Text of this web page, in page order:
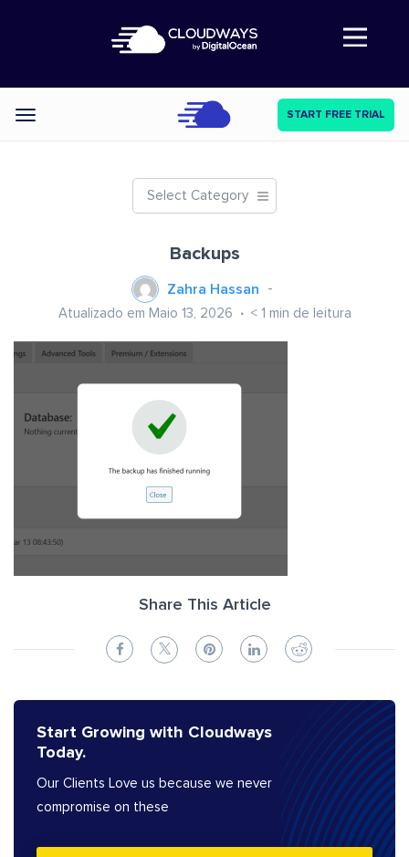
Abre a navegação
Categories START FREE TRIAL
Select Category
Backups
Zahra Hassan
Atualizado em Maio 13, 2026 < 1 min de leitura
Share This Article
Start Growing with Cloudways
Today.
Our Clients Love us because we never
compromise on these